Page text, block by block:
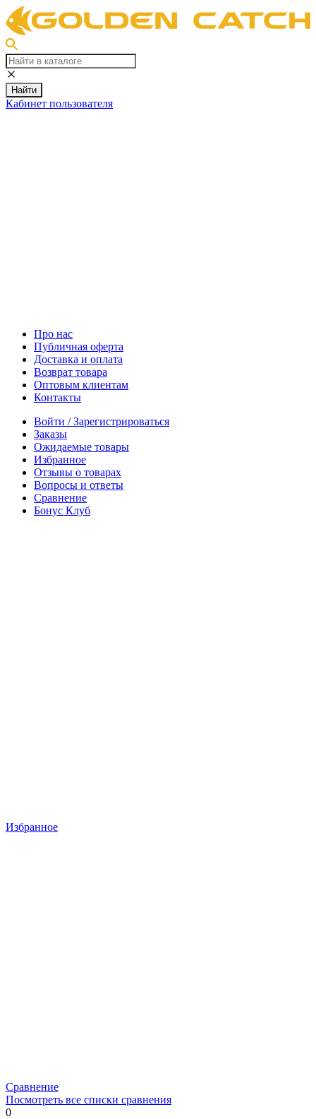
Найти
Кабинет пользователя
Про нас
Публичная оферта
Доставка и оплата
Возврат товара
Оптовым клиентам
Контакты
Войти / Зарегистрироваться
Заказы
Ожидаемые товары
Избранное
Отзывы о товарах
Вопросы и ответы
Сравнение
Бонус Клуб
Избранное
Сравнение
Посмотреть все списки сравнения
0